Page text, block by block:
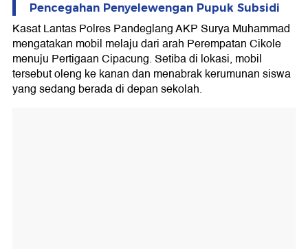
Pencegahan Penyelewengan Pupuk Subsidi
Kasat Lantas Polres Pandeglang AKP Surya Muhammad
mengatakan mobil melaju dari arah Perempatan Cikole
menuju Pertigaan Cipacung. Setiba di lokasi, mobil
tersebut oleng ke kanan dan menabrak kerumunan siswa
yang sedang berada di depan sekolah.